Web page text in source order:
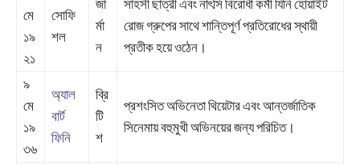
মে
১৯
২১
সোফি
শল
জা
র্মা
ন
সাহসী ছাত্রী এবং নাৎসি বিরোধী কর্মী যিনি হোয়াইট
রোজ গ্রুপের সাথে শান্তিপূর্ণ প্রতিরোধের স্থায়ী
প্রতীক হয়ে ওঠেন।
৯
মে
১৯
৩৬
অ্যাল
বার্ট
ফিনি
ব্রি
টি
শ
প্রশংসিত অভিনেতা থিয়েটার এবং আন্তর্জাতিক
সিনেমায় বহুমুখী অভিনয়ের জন্য পরিচিত।